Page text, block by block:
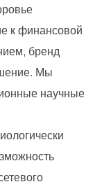
к финансовой
бренд
Мы
научные